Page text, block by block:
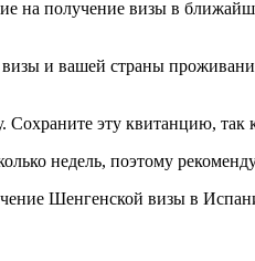
на получение визы в
визы и вашей страны
эту квитанцию,
недель, поэтому
Шенгенской визы в